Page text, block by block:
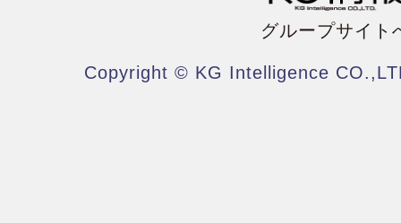
グループサイト
Copyright © KG Intelligence